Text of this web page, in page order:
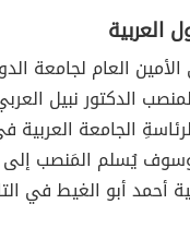
العربية
العام لجامعة
الدكتور نبيل
الجامعة
عام 2016م، وسوف يُسلم المَنصب
أحمد أبو الغيط في